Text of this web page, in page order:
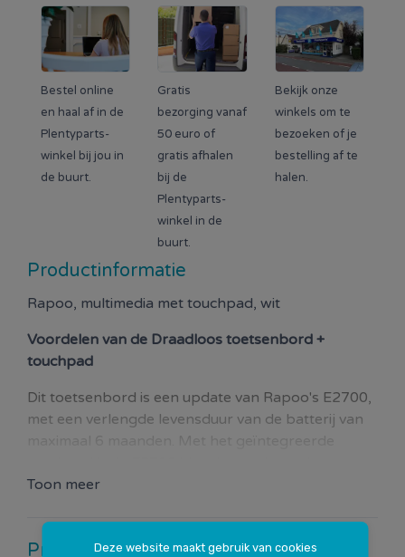
Deze website maakt gebruik van cookies
Bestel online
en haal af in de
Plentyparts-
winkel bij jou in
de buurt.
Gratis
bezorging vanaf
50 euro of
gratis afhalen
bij de
Plentyparts-
winkel in de
buurt.
Bekijk onze
winkels om te
bezoeken of je
bestelling af te
halen.
Productinformatie
Rapoo, multimedia met touchpad, wit
Voordelen van de Draadloos toetsenbord +
touchpad
Dit toetsenbord is een update van Rapoo's E2700,
met een verlengde levensduur van de batterij van
woonkamer, waardoor u uw mediap PC en Smart
minimalistische, ultradunne ontwerp voegt een
vleugje stijl toe aan uw salontafel. Met de Fn-
Toon meer
Productspecificaties